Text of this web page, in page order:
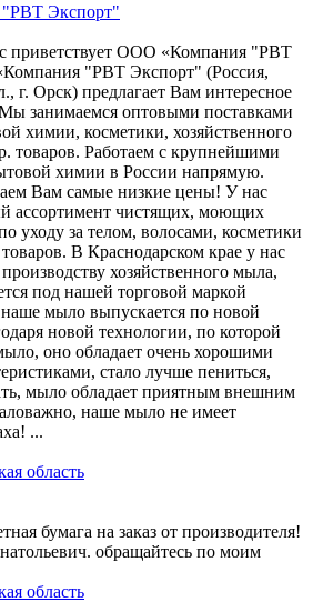
Экспорт"
приветствует ООО «Компания "РВТ
"РВТ Экспорт" (Россия,
г. Орск) предлагает Вам интересное
занимаемся оптовыми поставками
химии, косметики, хозяйственного
товаров. Работаем с крупнейшими
химии в России напрямую.
Вам самые низкие цены! У нас
ассортимент чистящих, моющих
уходу за телом, волосами, косметики
В Краснодарском крае у нас
хозяйственного мыла,
под нашей торговой маркой
мыло выпускается по новой
новой технологии, по которой
оно обладает очень хорошими
стало лучше пениться,
мыло обладает приятным внешним
наше мыло не имеет
...
область
бумага на заказ от производителя!
обращайтесь по моим
область